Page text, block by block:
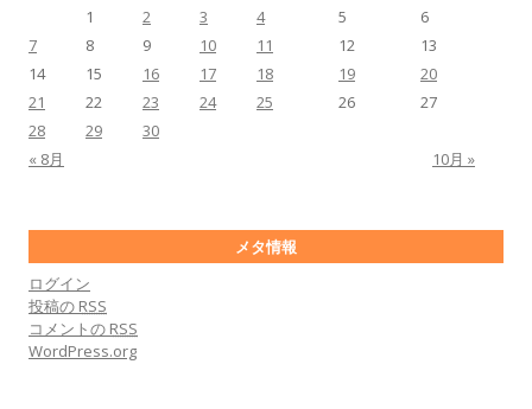
« 8月 10月 »
1 2 3 4 5
6
7
8 9 10 11 12
13
14
15 16 17 18 19
20
21
22 23 24 25 26
27
28
29 30
メタ情報
ログイン
投稿の RSS
コメントの RSS
WordPress.org